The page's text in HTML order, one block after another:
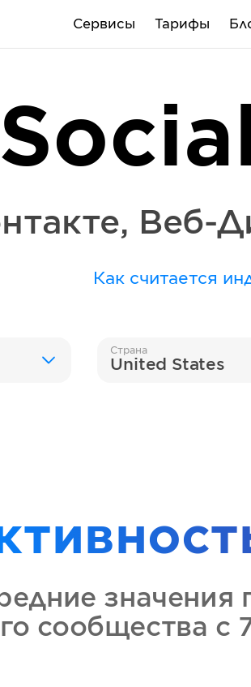
Сервисы Тарифы
, Веб-
Как считается
Страна
United States
значения
сообщества с